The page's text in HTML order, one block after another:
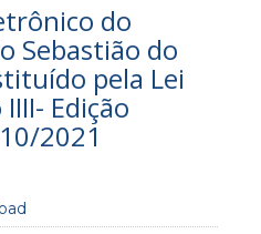
do
Sebastião do
pela Lei
Edição
2021